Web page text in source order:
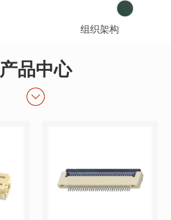
组织架构
产品中心